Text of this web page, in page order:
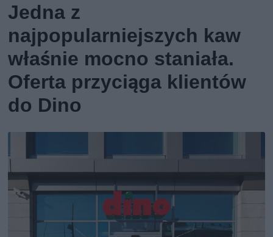
Jedna z
najpopularniejszych kaw
właśnie mocno staniała.
Oferta przyciąga klientów
do Dino